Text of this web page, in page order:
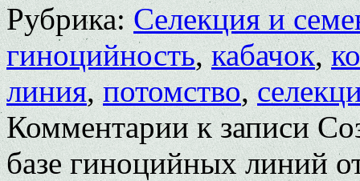
Рубрика: Селекция и
гиноцийность,кабачок,
линия,потомство,
Комментариик записи
базе гиноцийных линий